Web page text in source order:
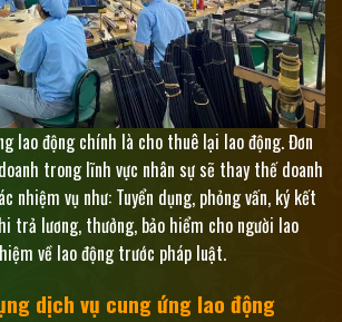
lao động chính là cho thuê lại lao động. Đơn
trong lĩnh vực nhân sự sẽ thay thế doanh
nhiệm vụ như: Tuyển dụng, phỏng vấn, ký kết
trả lương, thưởng, bảo hiểm cho người lao
về lao động trước pháp luật.
dịch vụ cung ứng lao động